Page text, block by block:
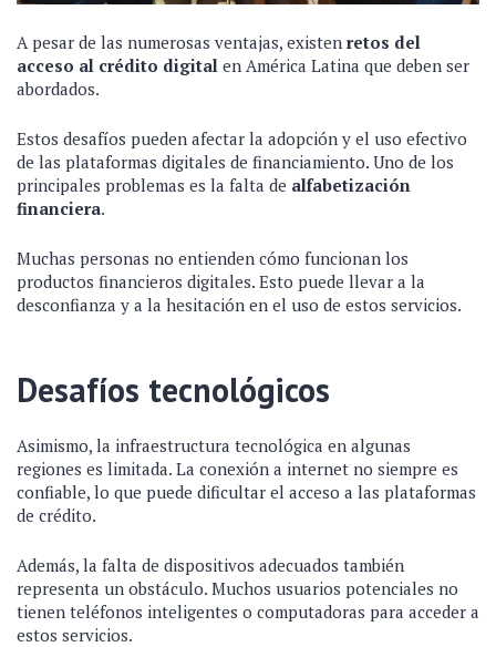
A pesar de las numerosas ventajas, existen retos del
acceso al crédito digital en América Latina que deben ser
abordados.
Estos desafíos pueden afectar la adopción y el uso efectivo
de las plataformas digitales de financiamiento. Uno de los
principales problemas es la falta de alfabetización
financiera.
Muchas personas no entienden cómo funcionan los
productos financieros digitales. Esto puede llevar a la
desconfianza y a la hesitación en el uso de estos servicios.
Desafíos tecnológicos
Asimismo, la infraestructura tecnológica en algunas
regiones es limitada. La conexión a internet no siempre es
confiable, lo que puede dificultar el acceso a las plataformas
de crédito.
Además, la falta de dispositivos adecuados también
representa un obstáculo. Muchos usuarios potenciales no
tienen teléfonos inteligentes o computadoras para acceder a
estos servicios.